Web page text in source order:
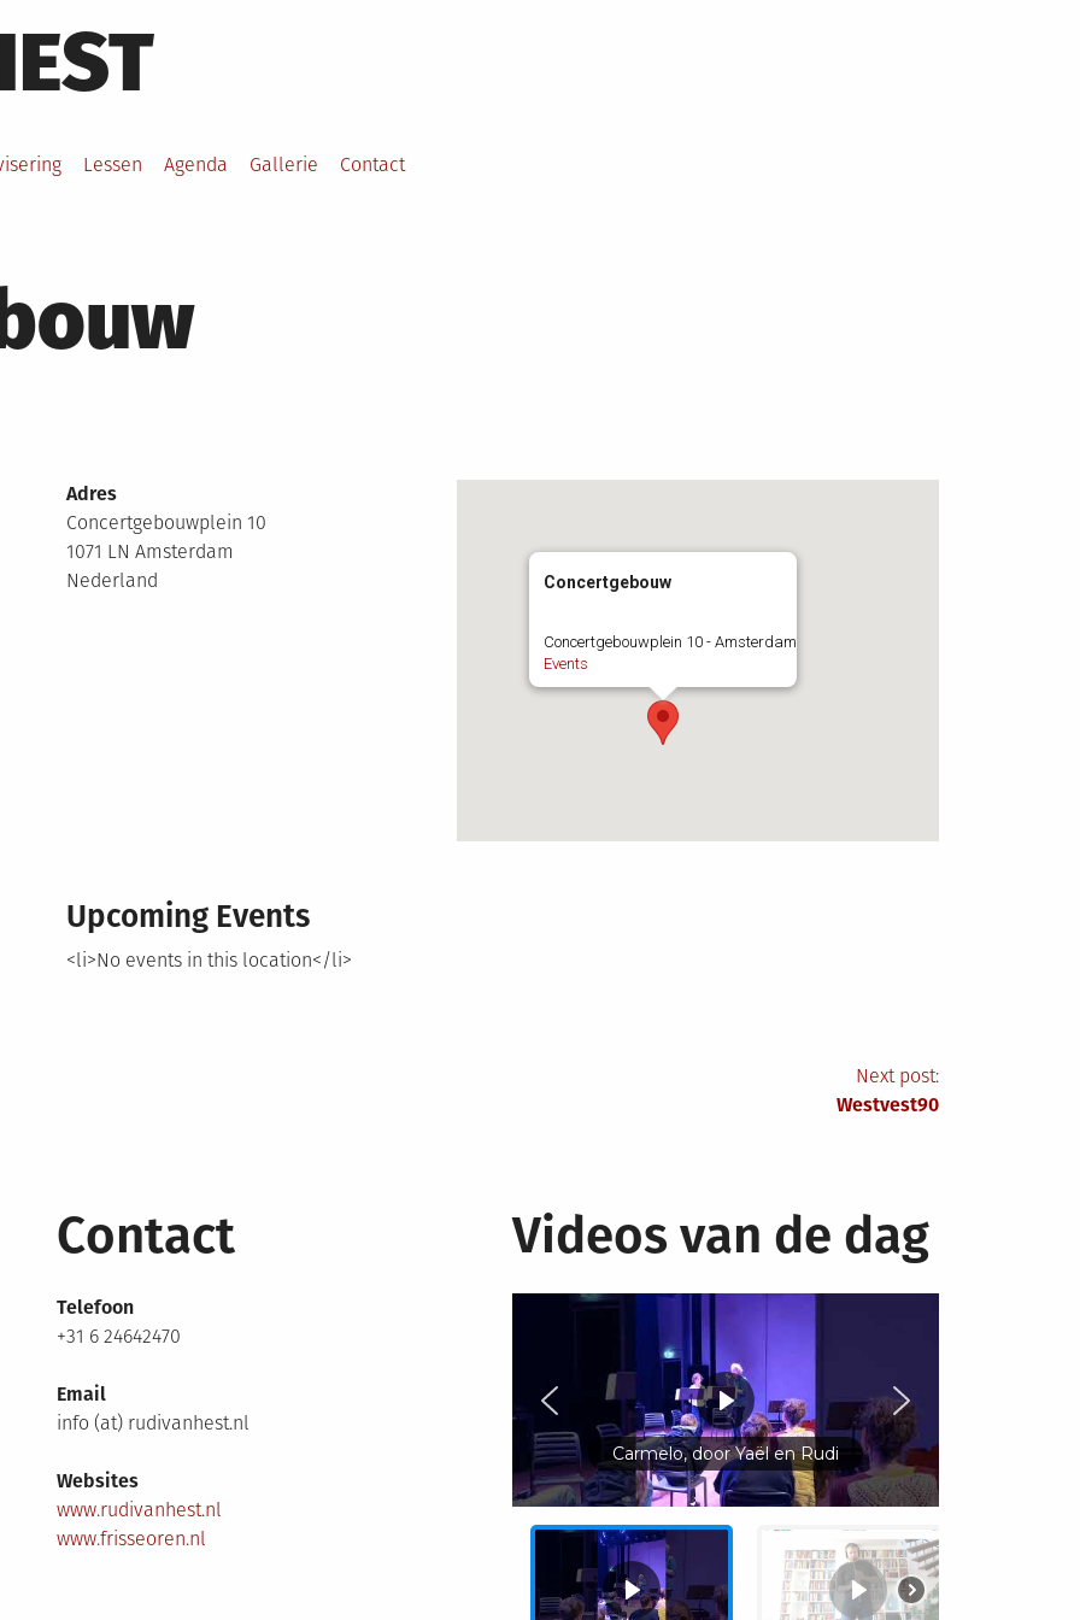
Lessen Agenda Gallerie Contact
Concertgebouw
Concertgebouwplein 10 - Amsterdam
Events
Adres
Concertgebouwplein 10
1071 LN Amsterdam
Nederland
Upcoming Events
<li>No events in this location</li>
Next post:
Westvest90
Contact
Telefoon
+31 6 24642470
Email
info (at) rudivanhest.nl
Websites
www.rudivanhest.nl
www.frisseoren.nl
Videos van de dag
Carmelo, door Yaël en Rudi